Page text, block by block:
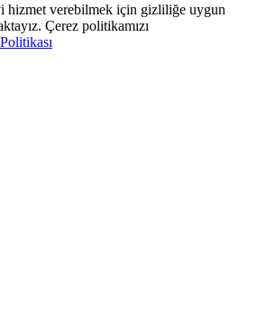
hizmet verebilmek için gizliliğe uygun
Çerez politikamızı